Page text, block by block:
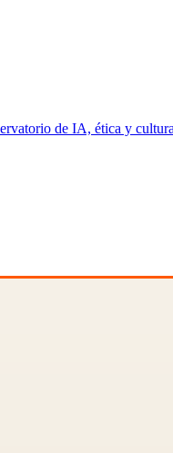
de IA, ética y